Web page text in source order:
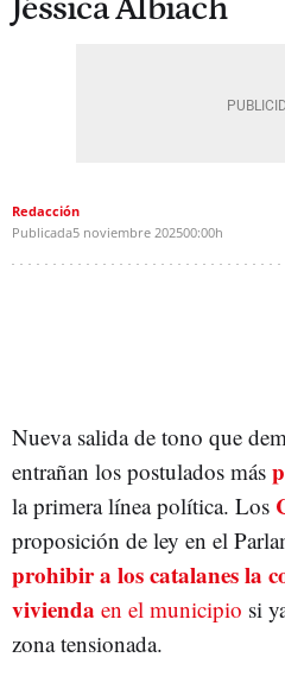
Jéssica Albiach
Redacción
Publicada5 noviembre 202500:00h
Nueva salida de tono que
entrañan los postulados más
la primera línea política. Los
proposición de ley en el
prohibir a los catalanes la
vivienda en el municipio si
zona tensionada.